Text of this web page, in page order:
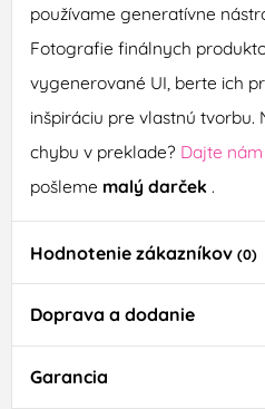
používame generatívne
Fotografie finálnych
vygenerované UI, berte ich
inšpiráciu pre vlastnú tvorbu.
chybu v preklade? Dajte
pošleme malý darček .
Hodnotenie zákazníkov (0)
Doprava a dodanie
Garancia